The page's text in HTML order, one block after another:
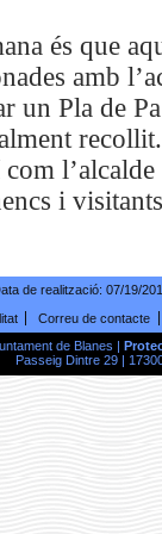
és que
amb
un Pla de
i
de realització: 07/19/
Correu de contacte
de Blanes |
Passeig Dintre 29 |